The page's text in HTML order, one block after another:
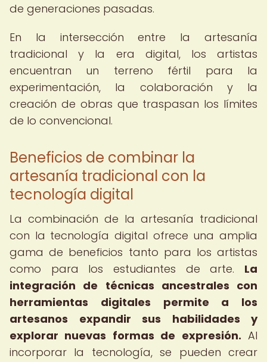
de generaciones pasadas.
En la intersección entre la artesanía
tradicional y la era digital, los artistas
encuentran un terreno fértil para la
experimentación, la colaboración y la
creación de obras que traspasan los límites
de lo convencional.
Beneficios de combinar la
artesanía tradicional con la
tecnología digital
La combinación de la artesanía tradicional
con la tecnología digital ofrece una amplia
gama de beneficios tanto para los artistas
como para los estudiantes de arte. La
integración de técnicas ancestrales con
herramientas digitales permite a los
artesanos expandir sus habilidades y
explorar nuevas formas de expresión. Al
incorporar la tecnología, se pueden crear